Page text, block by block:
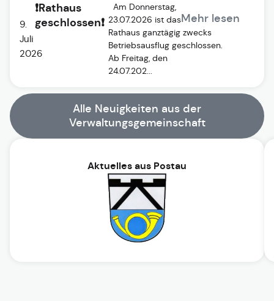
9.
Juli
2026
❗Rathaus
geschlossen❗
Am Donnerstag,
23.07.2026 ist das
Rathaus ganztägig zwecks
Betriebsausflug geschlossen.
Ab Freitag, den
24.07.202...
Mehr lesen
Alle Neuigkeiten aus der
Verwaltungsgemeinschaft
Aktuelles aus Postau